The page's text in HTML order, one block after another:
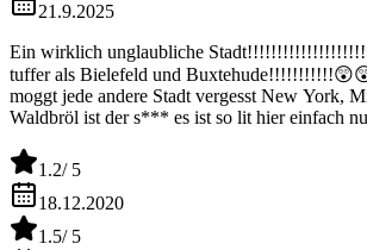
21.9.2025
Ein wirklich unglaubliche
tuffer als Bielefeld und
moggt jede andere Stadt vergesst New York,
Waldbröl ist der s*** es ist so lit hier einfach
davon in einer Straße aber dennoch ist
hier machen es besonders🔥🔥🔥🔥
1.2/ 5
18.12.2020
1.5/ 5